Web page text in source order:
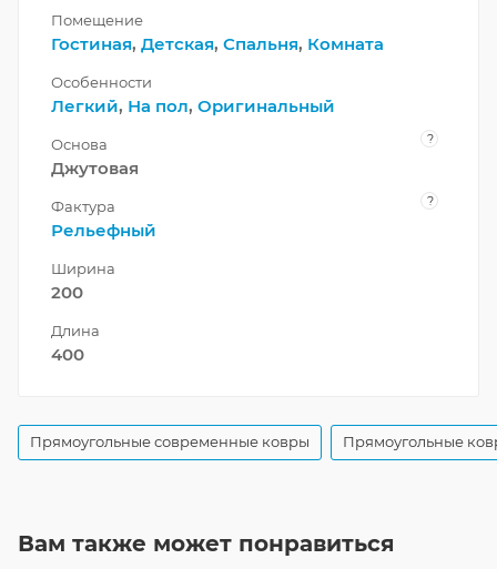
Помещение
Гостиная, Детская, Спальня, Комната
Особенности
Легкий, На пол, Оригинальный
Основа ?
Джутовая
Фактура ?
Рельефный
Ширина
200
Длина
400
Прямоугольные современные ковры Прямоугольные
Вам также может понравиться